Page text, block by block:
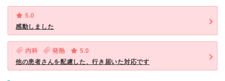
5.0
感動しました
内科 発熱
5.0
他の患者さんを配慮した、行き届いた対応です